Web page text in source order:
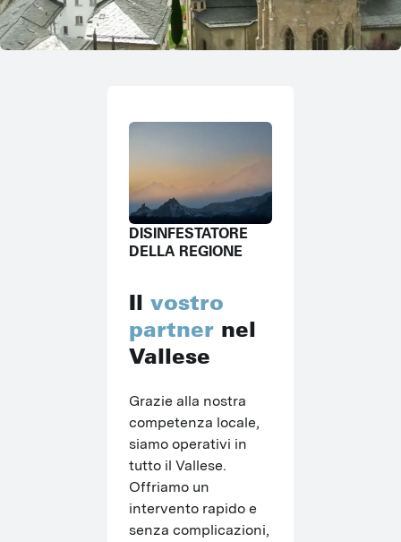
DISINFESTATORE
DELLA REGIONE
Il vostro
partner nel
Vallese
Grazie alla nostra
competenza locale,
siamo operativi in
tutto il Vallese.
Offriamo un
intervento rapido e
senza complicazioni,